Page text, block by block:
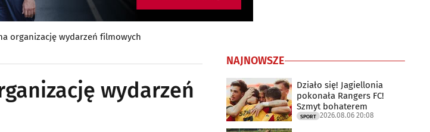
organizację wydarzeń filmowych
wydarzeń
NAJNOWSZE
Działo się! Jagiellonia
pokonała Rangers FC!
Szmyt bohaterem
SPORT 2026.08.06 20:08